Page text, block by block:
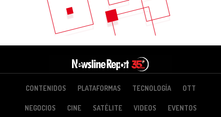
CONTENIDOS PLATAFORMAS TECNOLOGÍA OTT
NEGOCIOS CINE SATÉLITE VIDEOS EVENTOS